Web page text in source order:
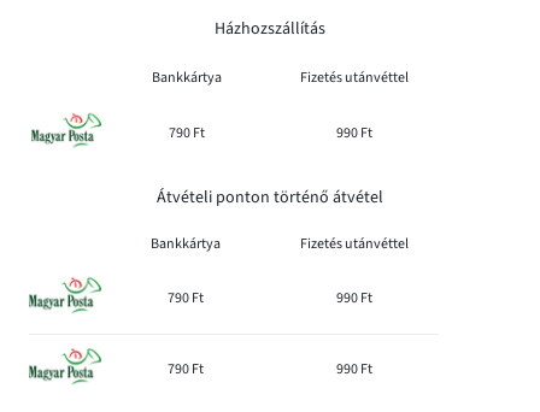
Házhozszállítás
Bankkártya Fizetés utánvéttel
790 Ft 990 Ft
Átvételi ponton történő átvétel
Bankkártya Fizetés utánvéttel
790 Ft 990 Ft
790 Ft 990 Ft